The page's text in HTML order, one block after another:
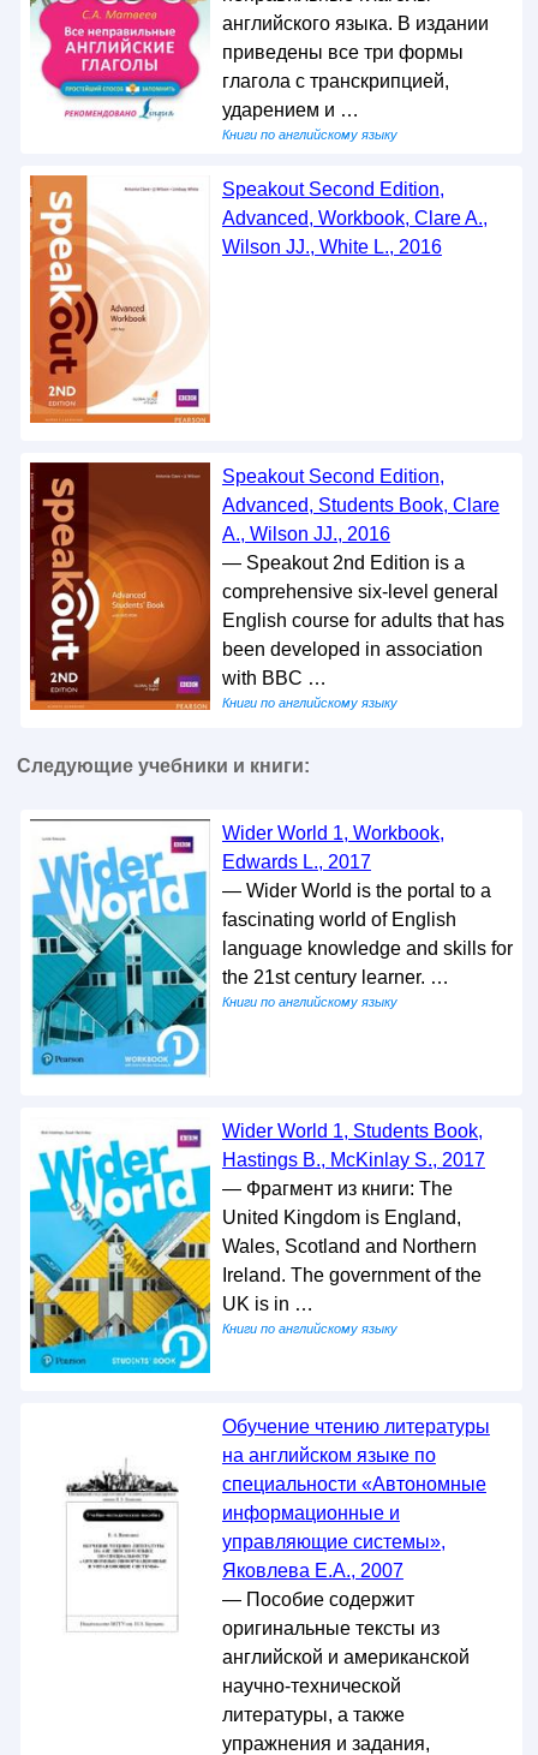
английского языка. В издании
приведены все три формы
глагола с транскрипцией,
ударением и …
Книги по английскому языку
Speakout Second Edition,
Advanced, Workbook, Clare A.,
Wilson JJ., White L., 2016
Speakout Second Edition,
Advanced, Students Book, Clare
A., Wilson JJ., 2016
— Speakout 2nd Edition is a
comprehensive six-level general
English course for adults that has
been developed in association
with BBC …
Книги по английскому языку
Следующие учебники и книги:
Wider World 1, Workbook,
Edwards L., 2017
— Wider World is the portal to a
fascinating world of English
language knowledge and skills for
the 21st century learner. …
Книги по английскому языку
Wider World 1, Students Book,
Hastings B., McKinlay S., 2017
— Фрагмент из книги: The
United Kingdom is England,
Wales, Scotland and Northern
Ireland. The government of the
UK is in …
Книги по английскому языку
Обучение чтению литературы
на английском языке по
специальности «Автономные
информационные и
управляющие системы»,
Яковлева Е.А., 2007
— Пособие содержит
оригинальные тексты из
английской и американской
научно-технической
литературы, а также
упражнения и задания,